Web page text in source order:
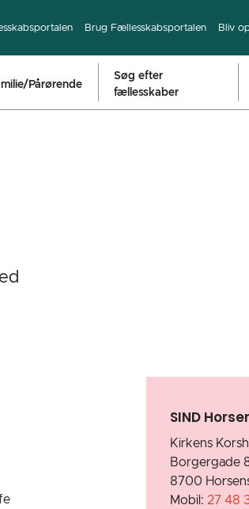
Brug Fællesskabsportalen Bliv
Pårørende
Søg efter
fællesskaber
SIND
Kirkens
Borgergade
8700
Mobil: 27 48